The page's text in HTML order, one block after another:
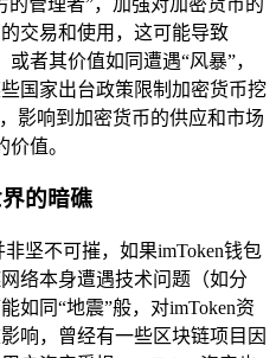
交易和使用，这可能导致
者其价值如同遭遇“风暴”，
国家出台政策限制加密货币挖
影响到加密货币的供应和市场
值。
的暗礁
坚不可摧，如果imToken钱包
络本身遭遇技术问题（如分
如同“地震”般，对imToken资
响，曾经有一些区块链项目因